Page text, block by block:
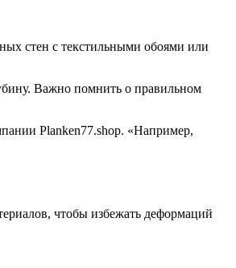
стен с текстильными обоями или
Важно помнить о правильном
Planken77.shop. «Например,
чтобы избежать деформаций